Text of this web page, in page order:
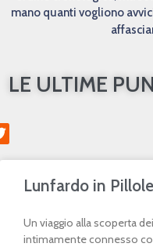
mano quanti vogliono
LE ULTIME
Lunfardo in
Un viaggio alla scoperta
intimamente connesso